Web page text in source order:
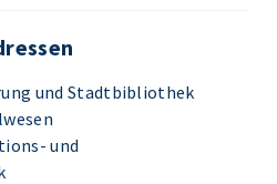
und Stadtbibliothek
und